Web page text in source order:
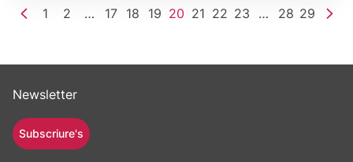
1 2 … 17 18 19 20 21 22 23 … 28 29
Newsletter
Subscriure's